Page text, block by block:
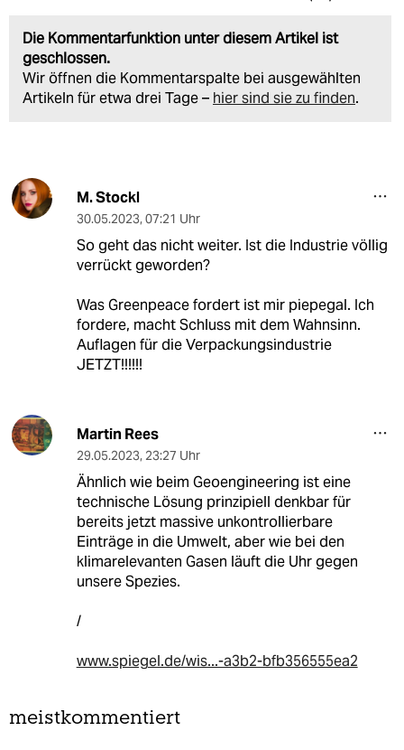
Die Kommentarfunktion unter diesem Artikel ist
geschlossen.
Wir öffnen die Kommentarspalte bei ausgewählten
Artikeln für etwa drei Tage – hier sind sie zu finden.
M. Stockl
30.05.2023, 07:21 Uhr
So geht das nicht weiter. Ist die Industrie völlig
verrückt geworden?
Was Greenpeace fordert ist mir piepegal. Ich
fordere, macht Schluss mit dem Wahnsinn.
Auflagen für die Verpackungsindustrie
JETZT!!!!!!
Martin Rees
29.05.2023, 23:27 Uhr
Ähnlich wie beim Geoengineering ist eine
technische Lösung prinzipiell denkbar für
bereits jetzt massive unkontrollierbare
Einträge in die Umwelt, aber wie bei den
klimarelevanten Gasen läuft die Uhr gegen
unsere Spezies.
/
www.spiegel.de/wis...-a3b2-bfb356555ea2
meistkommentiert